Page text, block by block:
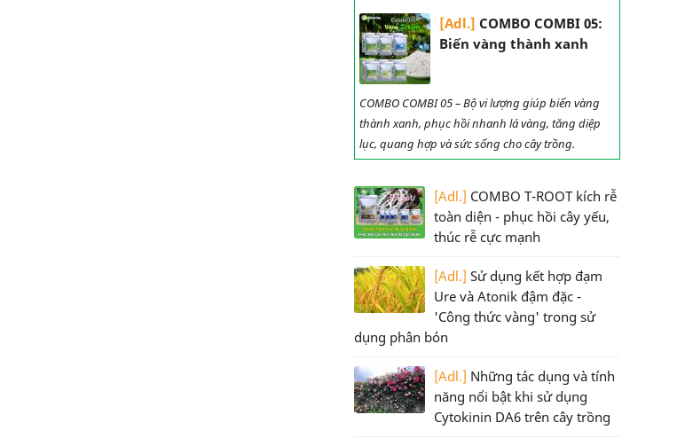
[Adl.] COMBO COMBI 05:
Biến vàng thành xanh
COMBO COMBI 05 – Bộ vi lượng giúp biến vàng
thành xanh, phục hồi nhanh lá vàng, tăng diệp
lục, quang hợp và sức sống cho cây trồng.
[Adl.] COMBO T-ROOT kích rễ
toàn diện - phục hồi cây yếu,
thúc rễ cực mạnh
[Adl.] Sử dụng kết hợp đạm
Ure và Atonik đậm đặc -
'Công thức vàng' trong sử
dụng phân bón
[Adl.] Những tác dụng và tính
năng nổi bật khi sử dụng
Cytokinin DA6 trên cây trồng